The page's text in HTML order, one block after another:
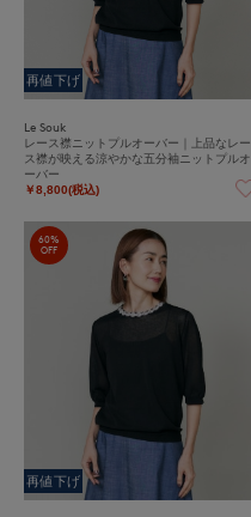
再値下げ
Le Souk
レース襟ニットプルオーバー｜上品なレー
ス襟が映える涼やかな五分袖ニットプルオ
ーバー
￥8,800(税込)
60%
OFF
再値下げ